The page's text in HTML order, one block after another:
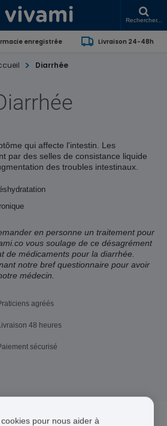
Rechercher...
enregistrée Livraison 24-48h
Diarrhée
qui affecte l'intestin. Les
par des selles de consistance liquide
des troubles intestinaux.
en personne un traitement pour
vous soulage de ce désagrément
de médicaments pour la diarrhée.
notre bref questionnaire pour avoir
médecin.
agréés
48 heures
sécurisé
pour nous aider à